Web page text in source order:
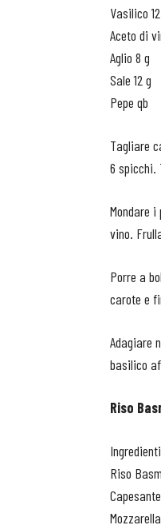
Vasilico
Aceto di
Aglio 8 g
Sale 12 g
Pepe qb
Tagliare
6 spicchi.
Mondare
vino.
Porre a
carote e
Adagiare
basilico
Riso
Riso